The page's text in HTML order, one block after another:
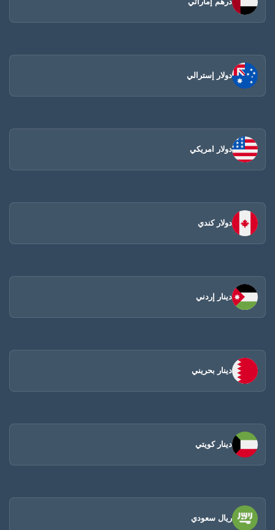
دولار إسترالي
دولار امريكي
دولار كندي
دينار إردني
دينار بحريني
دينار كويتي
ريال سعودي